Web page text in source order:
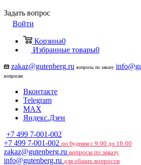
Задать вопрос
Войти
Корзина0
Избранные товары0
zakaz@gutenberg.ru вопросы по заказу
вопросам
Вконтакте
Telegram
MAX
Яндекс.Дзен
+7 499 7-001-002
+7 499 7-001-002 по будням с 9:00 до 18:00
zakaz@gutenberg.ru вопросы по заказу
info@gutenberg.ru для общих вопросов